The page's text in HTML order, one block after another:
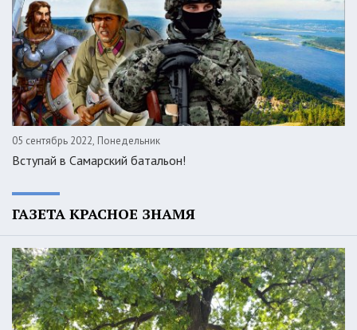
05 сентябрь 2022, Понедельник
Вступай в Самарский батальон!
ГАЗЕТА КРАСНОЕ ЗНАМЯ